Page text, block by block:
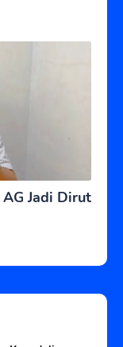
Jadi Dirut